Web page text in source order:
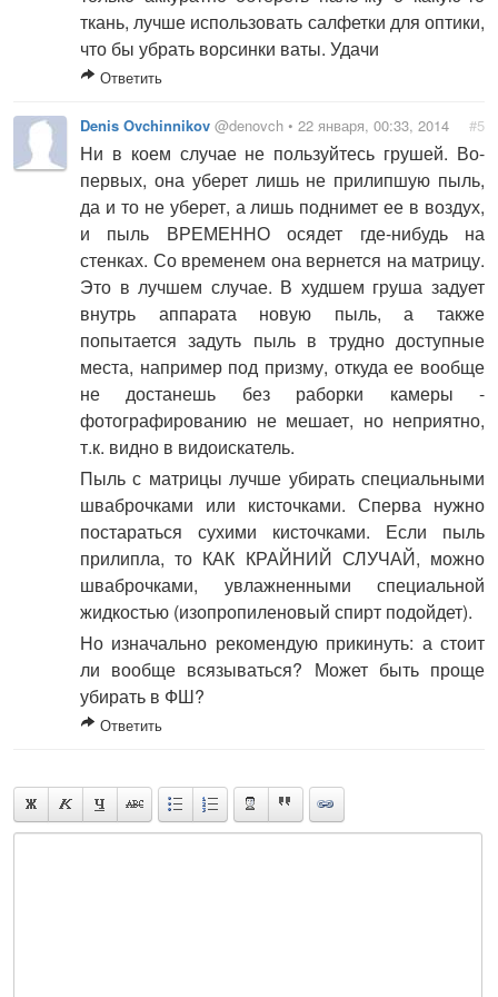
ткань, лучше использовать салфетки для оптики,
что бы убрать ворсинки ваты. Удачи
Ответить
Denis Ovchinnikov @denovch • 22 января, 00:33, 2014 #5
Ни в коем случае не пользуйтесь грушей. Во-
первых, она уберет лишь не прилипшую пыль,
да и то не уберет, а лишь поднимет ее в воздух,
и пыль ВРЕМЕННО осядет где-нибудь на
стенках. Со временем она вернется на матрицу.
Это в лучшем случае. В худшем груша задует
внутрь аппарата новую пыль, а также
попытается задуть пыль в трудно доступные
места, например под призму, откуда ее вообще
не достанешь без раборки камеры -
фотографированию не мешает, но неприятно,
т.к. видно в видоискатель.
Пыль с матрицы лучше убирать специальными
шваброчками или кисточками. Сперва нужно
постараться сухими кисточками. Если пыль
прилипла, то КАК КРАЙНИЙ СЛУЧАЙ, можно
шваброчками, увлажненными специальной
жидкостью (изопропиленовый спирт подойдет).
Но изначально рекомендую прикинуть: а стоит
ли вообще всязываться? Может быть проще
убирать в ФШ?
Ответить